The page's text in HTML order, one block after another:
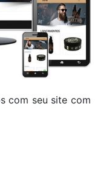
com seu site com